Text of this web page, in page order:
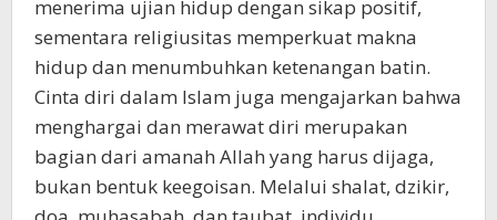
menerima ujian hidup dengan sikap positif,
sementara religiusitas memperkuat makna
hidup dan menumbuhkan ketenangan batin.
Cinta diri dalam Islam juga mengajarkan bahwa
menghargai dan merawat diri merupakan
bagian dari amanah Allah yang harus dijaga,
bukan bentuk keegoisan. Melalui shalat, dzikir,